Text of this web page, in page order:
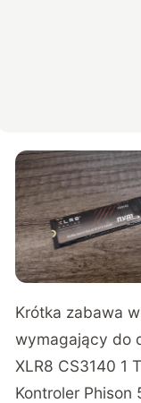
Krótka zabawa
wymagający do
XLR8 CS3140 1
Kontroler Phison